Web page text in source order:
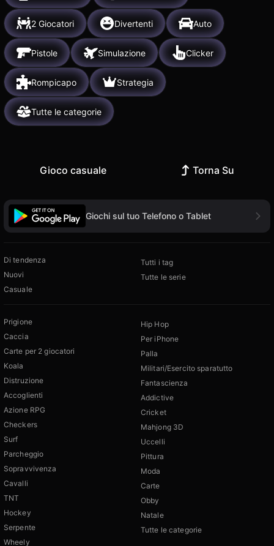
2 Giocatori Divertenti Auto
Pistole Simulazione Clicker
Rompicapo Strategia
Tutte le categorie
Gioco casuale Torna Su
Giochi sul tuo Telefono o Tablet
Di tendenza
Nuovi
Casuale
Tutti i tag
Tutte le serie
Prigione
Caccia
Carte per 2 giocatori
Koala
Distruzione
Accoglienti
Azione RPG
Checkers
Surf
Parcheggio
Sopravvivenza
Cavalli
TNT
Hockey
Serpente
Wheely
Hip Hop
Per iPhone
Palla
Militari/Esercito sparatutto
Fantascienza
Addictive
Cricket
Mahjong 3D
Uccelli
Pittura
Moda
Carte
Obby
Natale
Tutte le categorie